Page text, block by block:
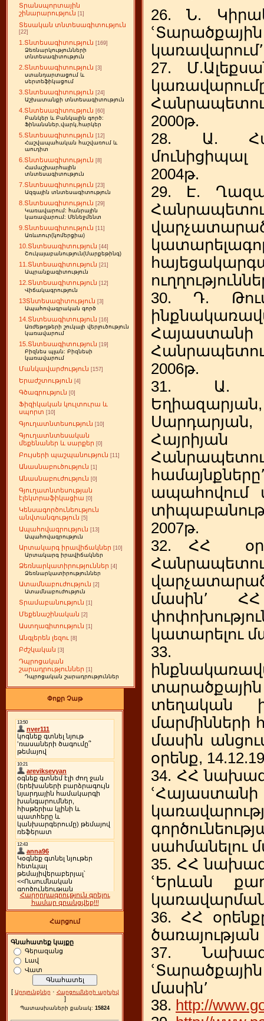
Տրանսպորտային
շինարարություն [1]
Տեսական տնտեսագիտություն
[22]
1.Տնտեսագիտություն [169]
Ձեռնարկությունների
տնտեսագիտություն
2.Տնտեսագիտություն [3]
ստանդարտացում և
սերտեֆիկացում
3.Տնտեսագիտություն [24]
Աշխատանքի տնտեսագիտություն
4.Տնտեսագիտություն [60]
Բանկեր և Բանկային գործ:
Ֆինանսներ,վարկ,հարկեր
5.Տնտեսագիտություն [12]
Հաշվապահական հաշվառում և
աուդիտ
6.Տնտեսագիտություն [8]
Համաշխարհային
տնտեսագիտություն
7.Տնտեսագիտություն [23]
Ազգային տնտեսագիտություն
8.Տնտեսագիտություն [29]
Կառավարում: հանրային
կառավարում: Մենեջմենտ
9.Տնտեսագիտություն [11]
Առևտուր(կոմերցիա)
10.Տնտեսագիտություն [44]
Շուկայաբանություն(Մարքեթինգ)
11.Տնտեսագիտություն [21]
Ապրանքագիտություն
12.Տնտեսագիտություն [12]
Վիճակագրություն
13Տնտեսագիտություն [3]
Ապահովագրական գործ
14.Տնտեսագիտություն [16]
Առժեթղթերի շուկայի վերլուծություն
կառավարում
15.Տնտեսագիտություն [19]
Բիզնես պլան: Բիզնեսի
կառավարում
Մանկավարժություն [157]
Երաժշտություն [4]
Գծագրություն [0]
Ֆիզիկական կուլտուրա և
սպորտ [10]
Գյուղատնտեսություն [10]
Գյուղատնտեսական
մեքենաներ և սարքեր [0]
Բույսերի պաշպանություն [11]
Անասնաբուծություն [1]
Անասնաբուժություն [0]
Գյուղատնտեսության
էլեկտրաֆիկացիա [0]
Կենսագործունեություն
անվտանգություն [5]
Ապահովագրություն [13]
Ապահովագրություն
Արտակարգ իրավիճակներ [10]
Արտակարգ իրավիճակներ
Ձեռնարկատիրություններ [4]
Ձեռնարկատիրություններ
Ատամնաբուժություն [2]
Ատամնաբուժություն
Տրամաբանություն [1]
Մեքենաշինական [2]
Աստղագիտություն [1]
Անգլերեն լեզու [8]
Բժշկական [3]
Դպրոցական
շարադրություններ [1]
Դպրոցական շարադրություններ
Փոքր Չաթ
Հաղորդագրություն գրելու
համար գրանցվեք!!!
Հարցում
Գնահատեք կայքը
Գերազանց
Լավ
Վատ
[ Արդյունքներ · Հարցումների արխիվ
]
Պատասխաների քանակ: 15824
26. Ն.
27.
2000թ.
28. Ա.
2004թ.
29. Է.
30. Դ.
Հայաստանի
2006թ.
31. Ա.
ապահովում
2007թ.
32. ՀՀ
մասին՚
կատարելու
33.
տեղական
մարմինների
մասին
օրենք,
34. ՀՀ
սահմանելու
35. ՀՀ
ՙԵրևան
կառավարման
36. ՀՀ
ծառայության
37.
մասին՚
38. http://